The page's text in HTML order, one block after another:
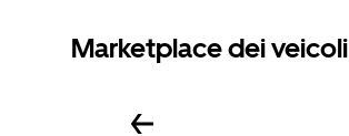
Marketplace dei veicoli